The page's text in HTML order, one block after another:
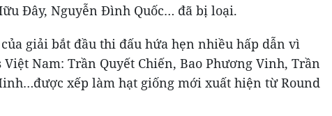
Đây, Nguyễn Đình Quốc… đã bị loại.
giải bắt đầu thi đấu hứa hẹn nhiều hấp dẫn vì
Nam: Trần Quyết Chiến, Bao Phương Vinh, Trần
xếp làm hạt giống mới xuất hiện từ Round